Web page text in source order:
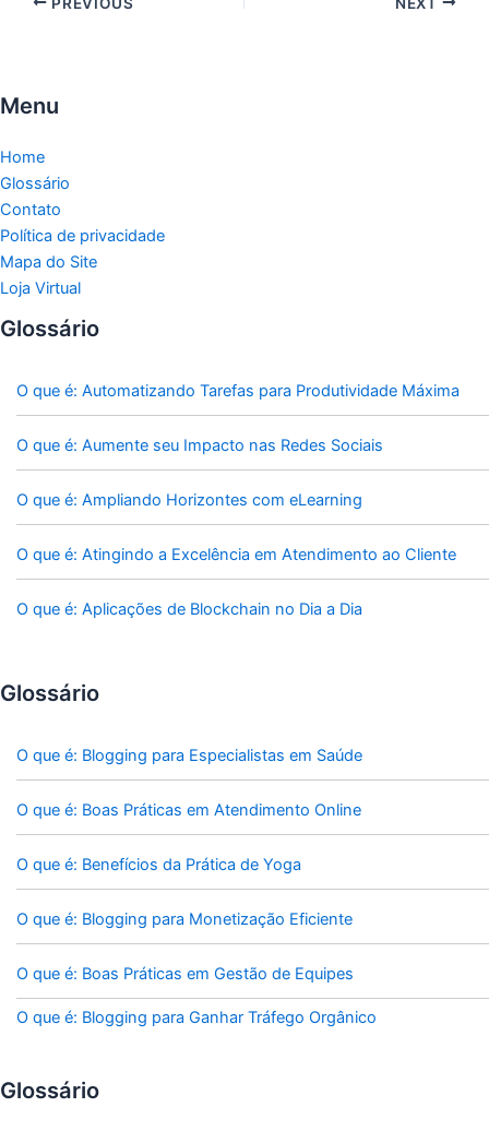
Menu
Home
Glossário
Contato
Política de privacidade
Mapa do Site
Loja Virtual
Glossário
O que é: Automatizando Tarefas para Produtividade Máxima
O que é: Aumente seu Impacto nas Redes Sociais
O que é: Ampliando Horizontes com eLearning
O que é: Atingindo a Excelência em Atendimento ao Cliente
O que é: Aplicações de Blockchain no Dia a Dia
Glossário
O que é: Blogging para Especialistas em Saúde
O que é: Boas Práticas em Atendimento Online
O que é: Benefícios da Prática de Yoga
O que é: Blogging para Monetização Eficiente
O que é: Boas Práticas em Gestão de Equipes
O que é: Blogging para Ganhar Tráfego Orgânico
Glossário